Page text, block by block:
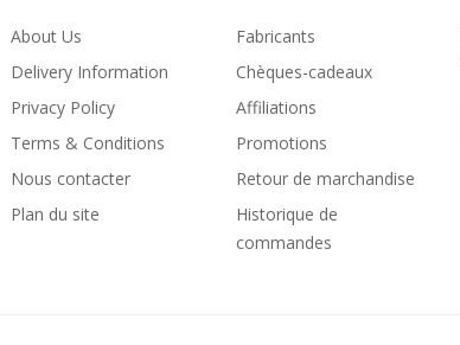
About Us
Delivery Information
Privacy Policy
Terms & Conditions
Nous contacter
Plan du site
Fabricants
Chèques-cadeaux
Affiliations
Promotions
Retour de marchandise
Historique de
commandes